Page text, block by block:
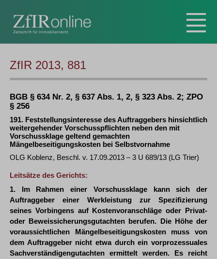
ZfIR 2013, 881
BGB § 634 Nr. 2, § 637 Abs. 1, 2, § 323 Abs. 2; ZPO
§ 256
191. Feststellungsinteresse des Auftraggebers hinsichtlich
weitergehender Vorschusspflichten neben den mit
Vorschussklage geltend gemachten
Mängelbeseitigungskosten bei Selbstvornahme
OLG Koblenz, Beschl. v. 17.09.2013 – 3 U 689/13 (LG Trier)
Leitsätze des Gerichts:
1. Im Rahmen einer Vorschussklage kann sich der
Auftraggeber einer Werkleistung zur Spezifizierung
seines Vorbingens auf Kostenvoranschläge oder Privat-
oder Beweissicherungsgutachten berufen. Die Höhe der
voraussichtlichen Mängelbeseitigungskosten muss von
dem Auftraggeber nicht etwa durch ein vorprozessuales
Sachverständigengutachten ermittelt werden. Es reicht